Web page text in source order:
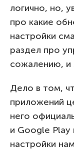
логично, но,
про какие
настройки
раздел про
сожалению, и
Дело в том,
приложений
него
и Google Play
настройки